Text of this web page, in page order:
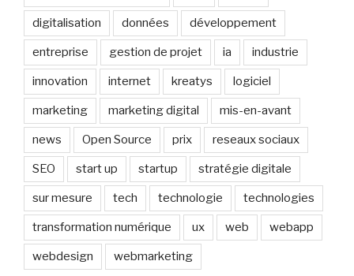
digitalisation données développement
entreprise gestion de projet ia industrie
innovation internet kreatys logiciel
marketing marketing digital mis-en-avant
news Open Source prix reseaux sociaux
SEO start up startup stratégie digitale
sur mesure tech technologie technologies
transformation numérique ux web webapp
webdesign webmarketing